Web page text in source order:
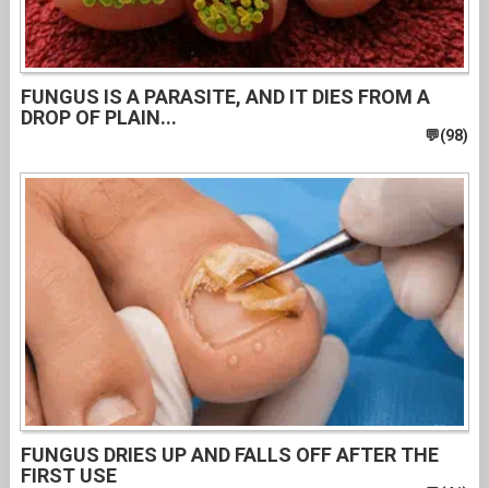
FUNGUS IS A PARASITE, AND IT DIES FROM A
DROP OF PLAIN...
FUNGUS DRIES UP AND FALLS OFF AFTER THE
FIRST USE